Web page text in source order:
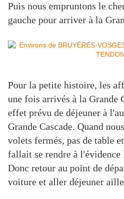
Puis nous empruntons le
gauche pour arriver à la
Pour la petite histoire, les
une fois arrivés à la Grande
effet prévu de déjeuner à
Grande Cascade. Quand
volets fermés, pas de table
fallait se rendre à l'évidence
Donc retour au point de
voiture et aller déjeuner